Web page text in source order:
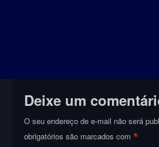
Deixe um
O seu endereço de e-mail não será
obrigatórios são marcados com*